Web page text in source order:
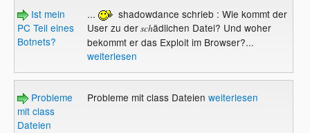
Ist mein
PC Teil eines
Botnets?
...
shadowdance schrieb : Wie kommt der
User zu derschädlichen Datei? Und woher
bekommt er das Exploit im Browser?...
weiterlesen
Probleme
mit class
Dateien
Probleme mit class Dateien weiterlesen